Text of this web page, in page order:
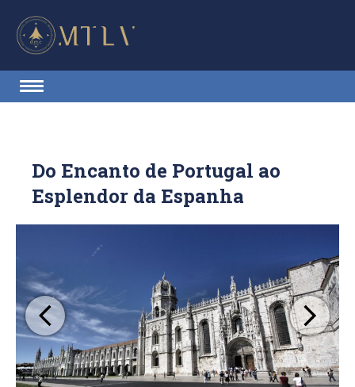
Do Encanto de Portugal ao
Esplendor da Espanha